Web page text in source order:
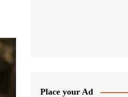
Place your Ad